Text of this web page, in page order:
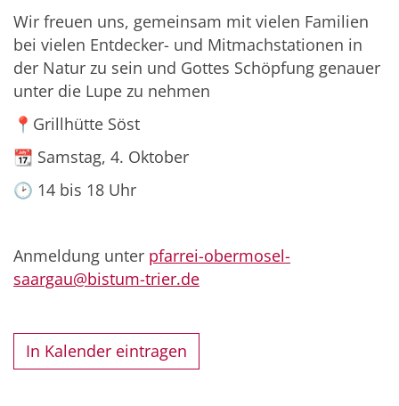
Wir freuen uns, gemeinsam mit vielen Familien
bei vielen Entdecker- und Mitmachstationen in
der Natur zu sein und Gottes Schöpfung genauer
unter die Lupe zu nehmen
📍Grillhütte Söst
📆 Samstag, 4. Oktober
🕑 14 bis 18 Uhr
Anmeldung unter pfarrei-obermosel-
saargau@bistum-trier.de
In Kalender eintragen